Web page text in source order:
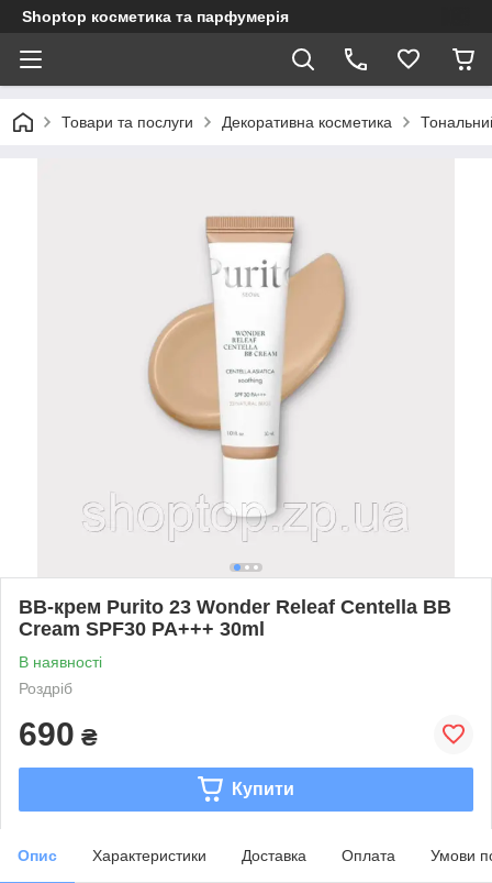
Shoptop косметика та парфумерія
Товари та послуги Декоративна косметика
ВВ-крем Purito 23 Wonder Releaf Centella BB
Cream SPF30 PA+++ 30ml
В наявності
Роздріб
690 ₴
Купити
Опис Характеристики Доставка Оплата Умови